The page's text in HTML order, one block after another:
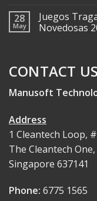
28
May
Juegos
Novedosas
CONTACT US
Manusoft
Address
1 Cleantech Loop,
The Cleantech One,
Singapore 637141
Phone: 6775 1565